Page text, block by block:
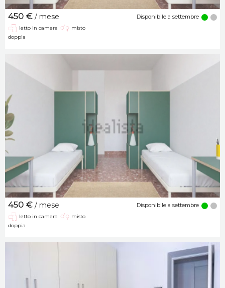
450 € / mese Disponibile a settembre
letto in camera
doppia
misto
450 € / mese Disponibile a settembre
letto in camera
doppia
misto